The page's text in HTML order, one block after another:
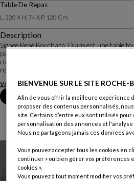
Table De Repas
L. 320 X H. 74 X P. 120 Cm
Description
Signée René Bouchara, Diapo est une table
par la limpidité du plateau en extra-clair, est
collées, qui apparait comme une sculpture
reflets et de tran...
Voir plus Télécharger la fiche technique
Prendre rendez-vous
BIENVENUE SUR LE SITE ROCHE-
Afin de vous offrir la meilleure expérience
proposer des contenus personnalisés,
site. Certains d’entre eux sont utilisés
personnalisation des annonces et
Nous ne partageons jamais ces données
Vous pouvez accepter tous les cookies en
continuer » ou bien gérer vos préférences
cookies ».
Vous pouvez à tout moment modifier vos